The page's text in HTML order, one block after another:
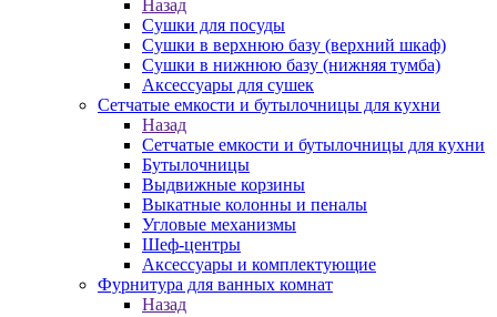
Назад
Сушки для посуды
Сушки в верхнюю базу (верхний шкаф)
Сушки в нижнюю базу (нижняя тумба)
Аксессуары для сушек
Сетчатые емкости и бутылочницы для кухни
Назад
Сетчатые емкости и бутылочницы для кухни
Бутылочницы
Выдвижные корзины
Выкатные колонны и пеналы
Угловые механизмы
Шеф-центры
Аксессуары и комплектующие
Фурнитура для ванных комнат
Назад